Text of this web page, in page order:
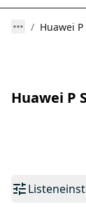
Huawei
Huawei P